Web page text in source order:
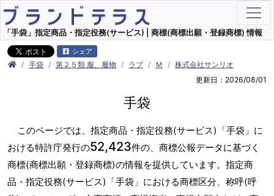
「手袋」指定商品・指定役務(サービス) | 商標(商標出願・登録商標) 情報
シェア
手袋 第２５類 服、履物 ラブ Ｍ
株式会社サンリオ
更新日：2026/08/01
手袋
このページでは、指定商品・指定役務(サービス)「手袋」に
おける特許庁発行の52,423件の、商標公報データに基づく
商標(商標出願・登録商標)の情報を提供しています。指定商
品・指定役務(サービス)「手袋」における商標区分、称呼(呼